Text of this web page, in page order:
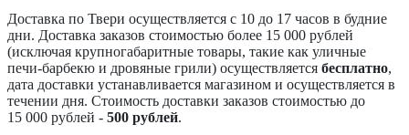
Доставка по Твери осуществляется с 10 до 17 часов в будние
дни. Доставка заказов стоимостью более 15 000 рублей
(исключая крупногабаритные товары, такие как уличные
печи-барбекю и дровяные грили) осуществляется бесплатно,
дата доставки устанавливается магазином и осуществляется в
течении дня. Стоимость доставки заказов стоимостью до
15 000 рублей - 500 рублей.